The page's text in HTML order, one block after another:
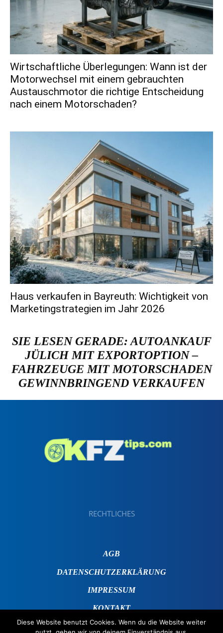
Wirtschaftliche Überlegungen: Wann ist der
Motorwechsel mit einem gebrauchten
Austauschmotor die richtige Entscheidung
nach einem Motorschaden?
Haus verkaufen in Bayreuth: Wichtigkeit von
Marketingstrategien im Jahr 2026
SIE LESEN GERADE: AUTOANKAUF
JÜLICH MIT EXPORTOPTION –
FAHRZEUGE MIT MOTORSCHADEN
GEWINNBRINGEND VERKAUFEN
RECHTLICHES
AGB
DATENSCHUTZERKLÄRUNG
IMPRESSUM
KONTAKT
Diese Website benutzt Cookies. Wenn du die Website weiter